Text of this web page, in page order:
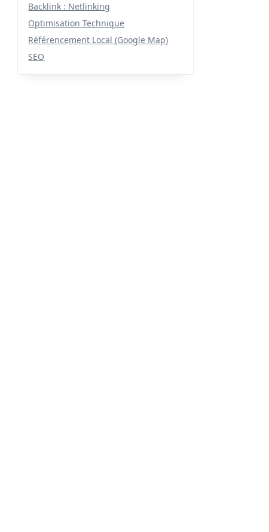
Backlink : Netlinking
Optimisation Technique
Référencement Local (Google Map)
SEO